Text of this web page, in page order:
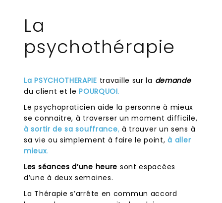
La
psychothérapie
La PSYCHOTHERAPIE travaille sur la demande
du client et le POURQUOI.
Le psychopraticien aide la personne à mieux
se connaitre, à traverser un moment difficile,
à sortir de sa souffrance, à trouver un sens à
sa vie ou simplement à faire le point,à aller
mieux.
Les séances d’une heure sont espacées
d’une à deux semaines.
La Thérapie s’arrête en commun accord